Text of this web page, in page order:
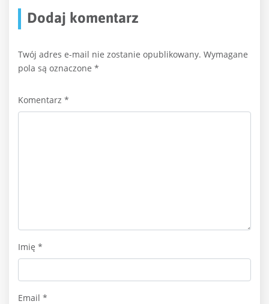
Dodaj komentarz
Twój adres e-mail nie zostanie opublikowany. Wymagane
pola są oznaczone *
Komentarz *
Imię *
Email *